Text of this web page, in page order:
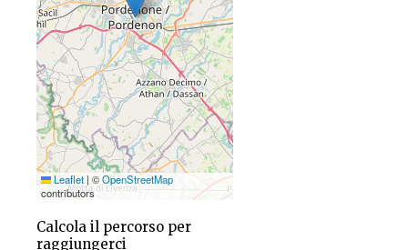
Leaflet | ©OpenStreetMap
contributors
Calcola il percorso per
raggiungerci